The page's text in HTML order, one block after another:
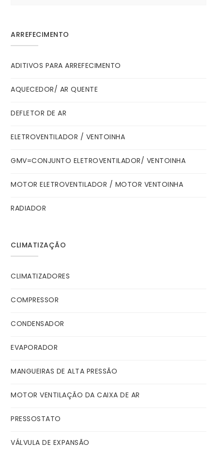
ARREFECIMENTO
ADITIVOS PARA ARREFECIMENTO
AQUECEDOR/ AR QUENTE
DEFLETOR DE AR
ELETROVENTILADOR / VENTOINHA
GMV=CONJUNTO ELETROVENTILADOR/ VENTOINHA
MOTOR ELETROVENTILADOR / MOTOR VENTOINHA
RADIADOR
CLIMATIZAÇÃO
CLIMATIZADORES
COMPRESSOR
CONDENSADOR
EVAPORADOR
MANGUEIRAS DE ALTA PRESSÃO
MOTOR VENTILAÇÃO DA CAIXA DE AR
PRESSOSTATO
VÁLVULA DE EXPANSÃO